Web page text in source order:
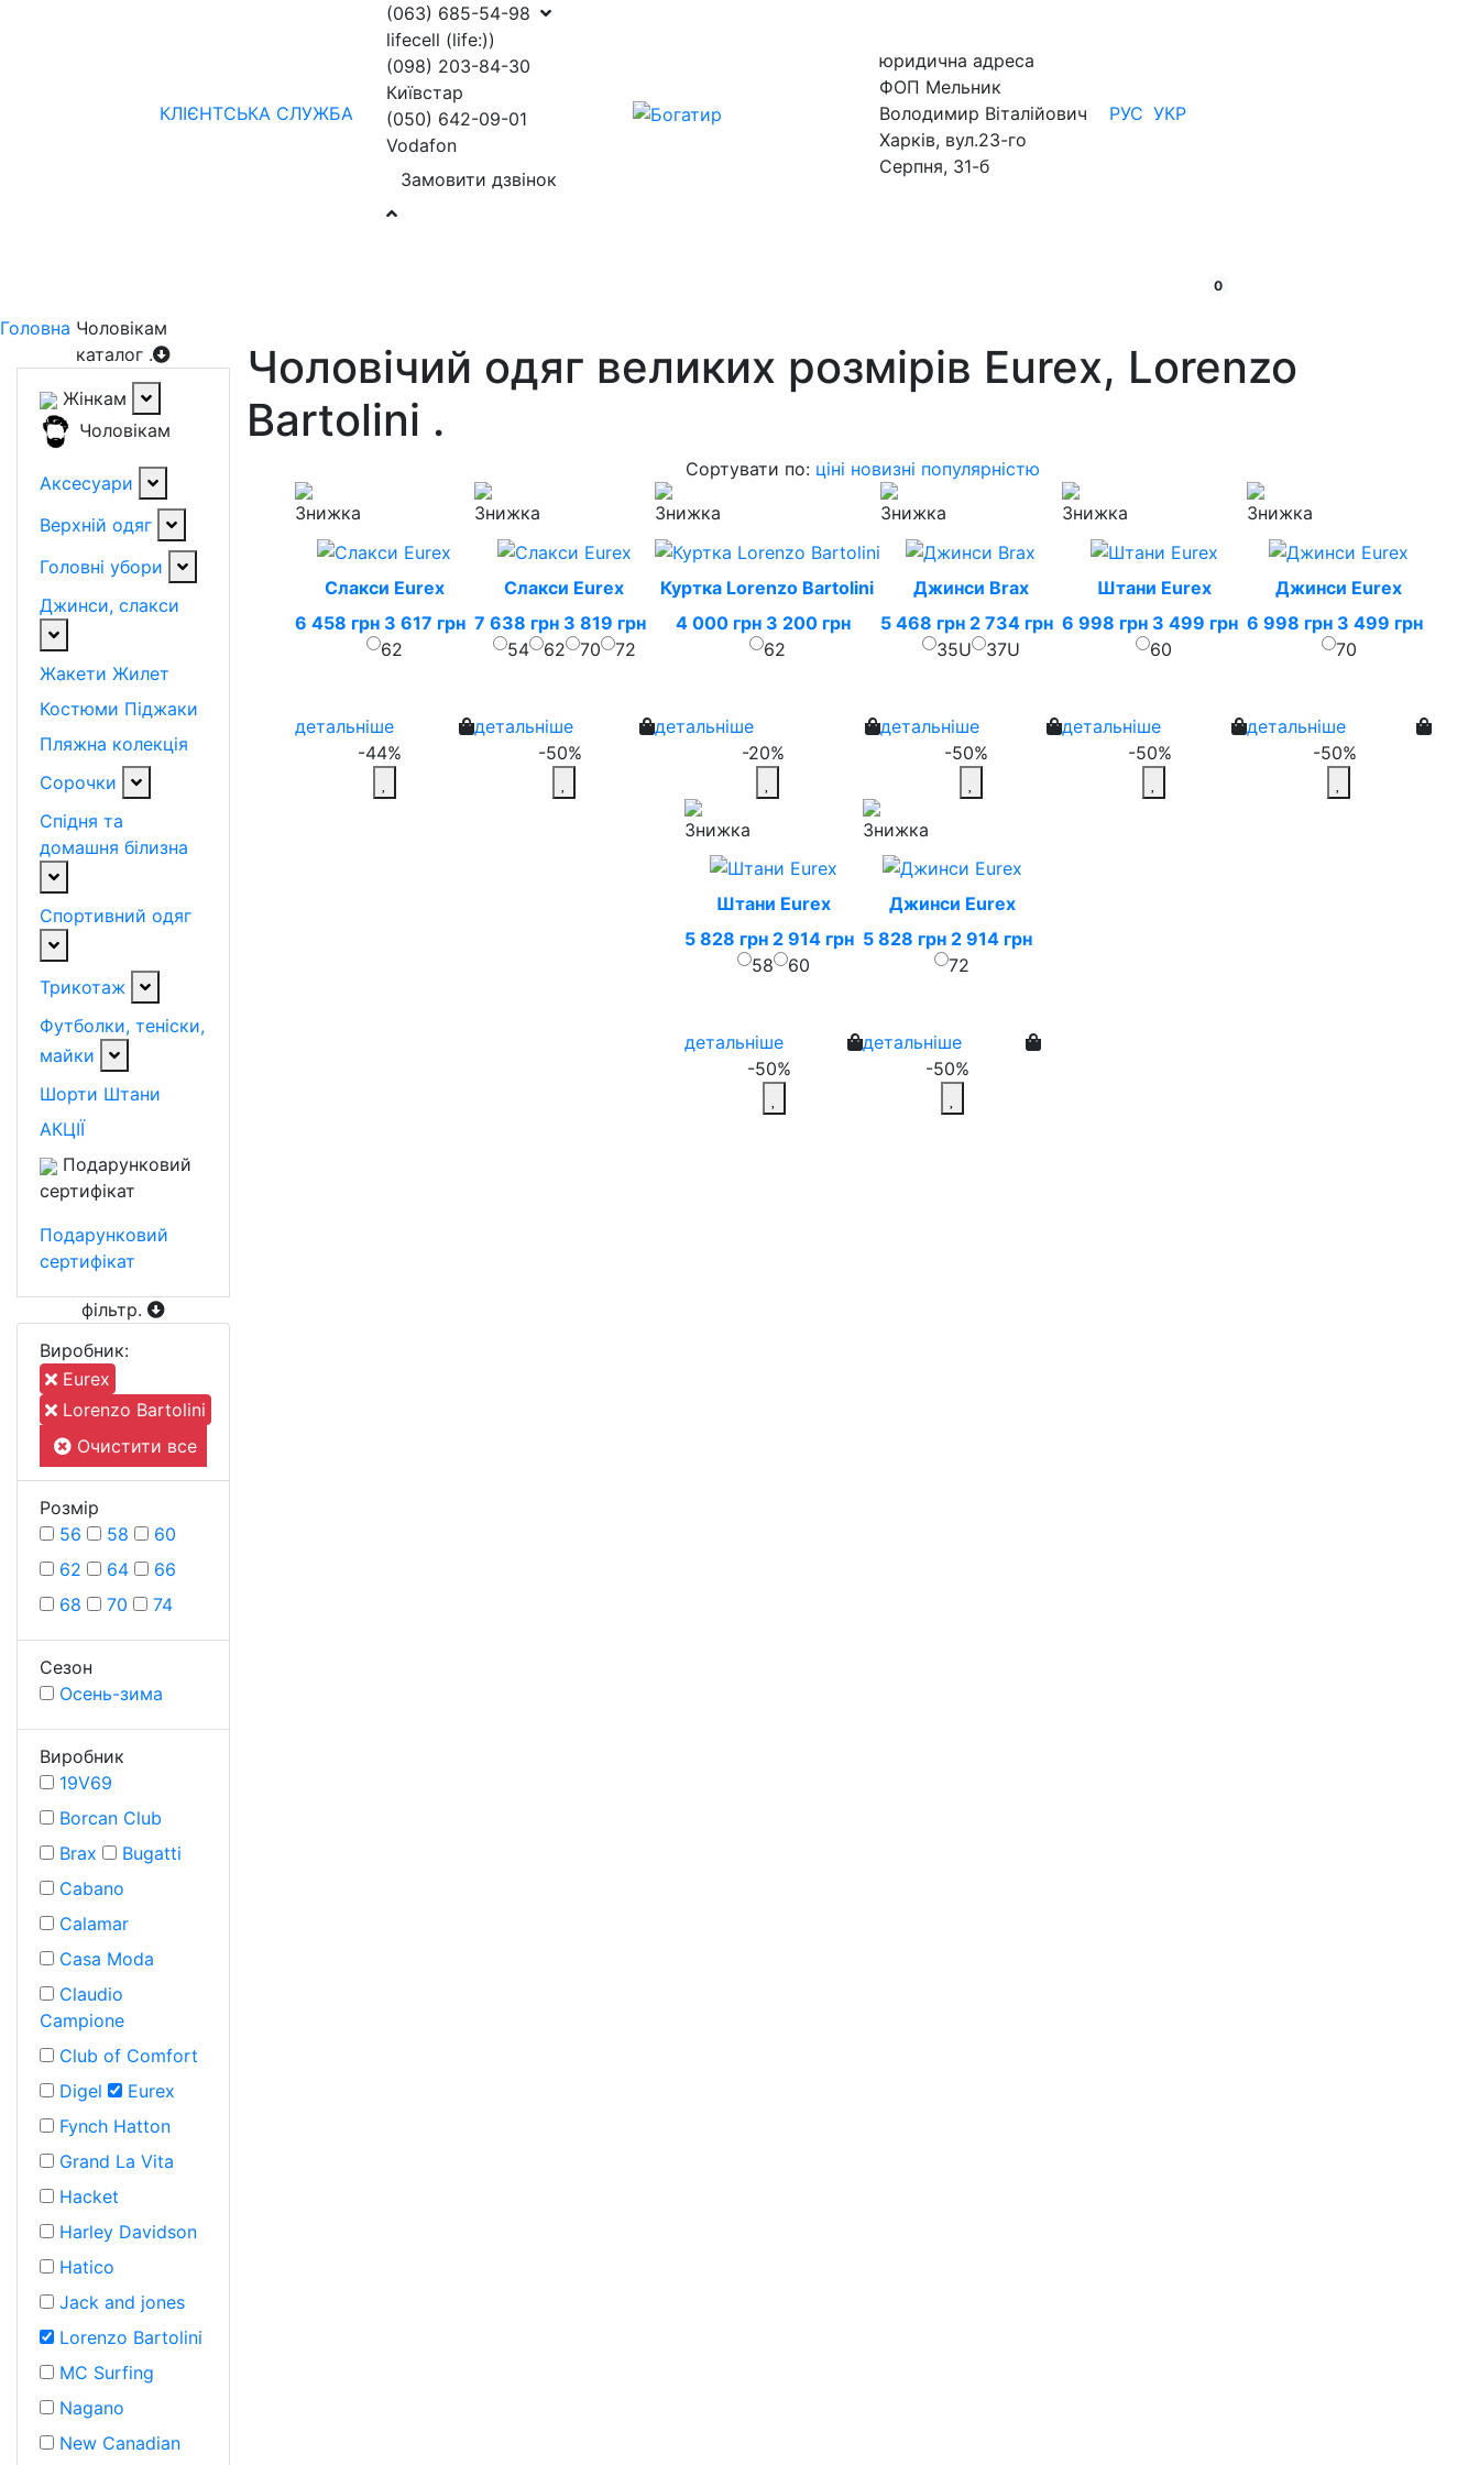
КЛІЄНТСЬКА СЛУЖБА
(063) 685-54-98
lifecell (life:))
(098) 203-84-30
Київстар
(050) 642-09-01
Vodafon
Замовити дзвінок
юридична адреса
ФОП Мельник
Володимир Віталійович
Харків, вул.23-го
Серпня, 31-б
РУС УКР
0
Головна Чоловікам
каталог .
Жінкам
Чоловікам
Аксесуари
Верхній одяг
Головні убори
Джинси, слакси
Жакети Жилет
Костюми Піджаки
Пляжна колекція
Сорочки
Спідня та
домашня білизна
Спортивний одяг
Трикотаж
Футболки, теніски,
майки
Шорти Штани
АКЦІЇ
Подарунковий
сертифікат
Подарунковий
сертифікат
фільтр.
Виробник:
Eurex
Lorenzo Bartolini
Очистити все
Розмiр
56
58
60
62
64
66
68
70 74
Сезон
Осень-зима
Виробник
19V69
Borcan Club
Brax
Bugatti
Cabano
Calamar
Casa Moda
Claudio
Campione
Club of Comfort
Digel
Eurex
Fynch Hatton
Grand La Vita
Hacket
Harley Davidson
Hatico
Jack and jones
Lorenzo Bartolini
MC Surfing
Nagano
New Canadian
Чоловічий одяг великих розмірів Eurex, Lorenzo
Bartolini .
Сортувати по: ціні новизні популярністю
Слакси Eurex
6 458 грн 3 617 грн
62
детальніше
-44%
Слакси Eurex
7 638 грн 3 819 грн
54
62 70 72
детальніше
-50%
Куртка Lorenzo Bartolini
4 000 грн 3 200 грн
62
детальніше
-20%
Джинси Brax
5 468 грн 2 734 грн
35U
37U
детальніше
-50%
Штани Eurex
6 998 грн 3 499 грн
60
детальніше
-50%
Джинси Eurex
6 998 грн 3 499 грн
70
детальніше
-50%
Штани Eurex
5 828 грн 2 914 грн
58
60
детальніше
-50%
Джинси Eurex
5 828 грн 2 914 грн
72
детальніше
-50%